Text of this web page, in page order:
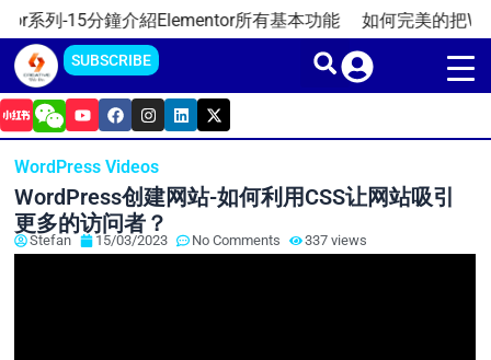
Skip
content
15分鐘介紹Elementor所有基本功能 如何完美的把
SUBSCRIBE
Y
o
u
u
e
F
a
c
b
o
k
I
n
s
a
g
r
a
m
L
i
n
d
i
X
-
t
t
t
r
WordPress Videos
WordPress创建网站-如何利用CSS让网站吸引
更多的访问者？
Stefan 15/03/2023 No Comments 337 views